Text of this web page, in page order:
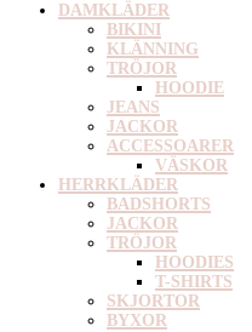
DAMKLÄDER
BIKINI
KLÄNNING
TRÖJOR
HOODIE
JEANS
JACKOR
ACCESSOARER
VÄSKOR
HERRKLÄDER
BADSHORTS
JACKOR
TRÖJOR
HOODIES
T-SHIRTS
SKJORTOR
BYXOR